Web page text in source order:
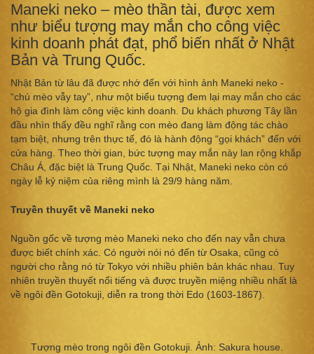
Maneki neko – mèo thần tài, được xem
như biểu tượng may mắn cho công việc
kinh doanh phát đạt, phổ biến nhất ở Nhật
Bản và Trung Quốc.
Nhật Bản từ lâu đã được nhớ đến với hình ảnh Maneki neko -
“chú mèo vẫy tay”, như một biểu tượng đem lại may mắn cho các
hộ gia đình làm công việc kinh doanh. Du khách phương Tây lần
đầu nhìn thấy đều nghĩ rằng con mèo đang làm động tác chào
tạm biệt, nhưng trên thực tế, đó là hành động “gọi khách” đến với
cửa hàng. Theo thời gian, bức tượng may mắn này lan rộng khắp
Châu Á, đặc biệt là Trung Quốc. Tại Nhật, Maneki neko còn có
ngày lễ kỷ niệm của riêng mình là 29/9 hàng năm.
Truyền thuyết về Maneki neko
Nguồn gốc về tượng mèo Maneki neko cho đến nay vẫn chưa
được biết chính xác. Có người nói nó đến từ Osaka, cũng có
người cho rằng nó từ Tokyo với nhiều phiên bản khác nhau. Tuy
nhiên truyền thuyết nổi tiếng và được truyền miệng nhiều nhất là
về ngôi đền Gotokuji, diễn ra trong thời Edo (1603-1867).
Tượng mèo trong ngôi đền Gotokuji. Ảnh: Sakura house.